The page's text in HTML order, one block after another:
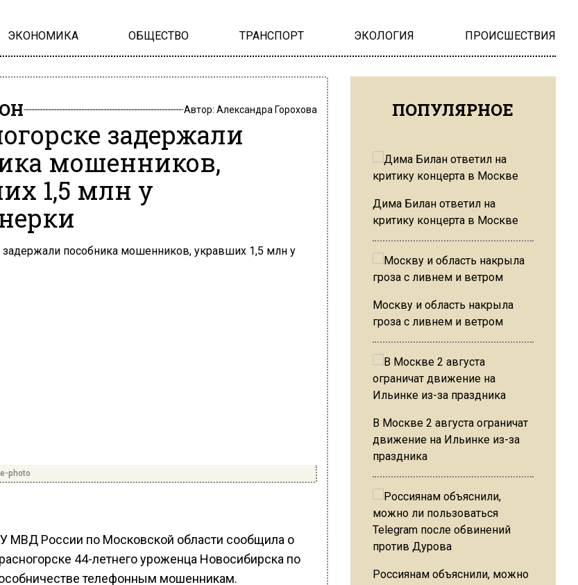
ЭКОНОМИКА ОБЩЕСТВО ТРАНСПОРТ ЭКОЛОГИЯ ПРОИСШЕСТВИЯ
Автор: Александра Горохова
задержали
мошенников,
1,5 млн у
photo
МВД России по Московской области сообщила о
44-летнего уроженца Новосибирска по
телефонным мошенникам.
ПОПУЛЯРНОЕ
Дима Билан ответил на
критику концерта в Москве
Москву и область накрыла
гроза с ливнем и ветром
В Москве 2 августа ограничат
движение на Ильинке из-за
праздника
Россиянам объяснили, можно